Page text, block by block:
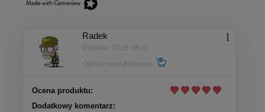
Radek
Dodano: 2026-08-07
Opinia zweryfikowana
Ocena produktu:
Dodatkowy komentarz: